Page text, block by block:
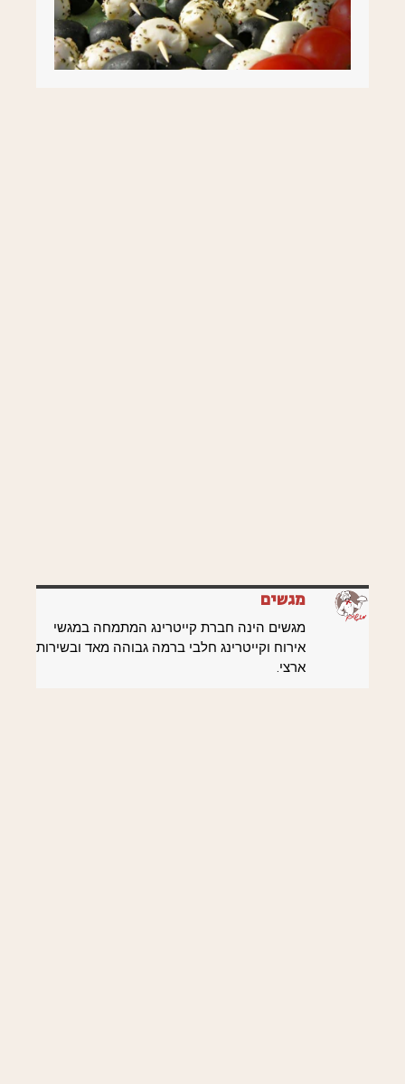
מגשים
מגשים הינה חברת קייטרינג המתמחה במגשי
אירוח וקייטרינג חלבי ברמה גבוהה מאד ובשירות
ארצי.